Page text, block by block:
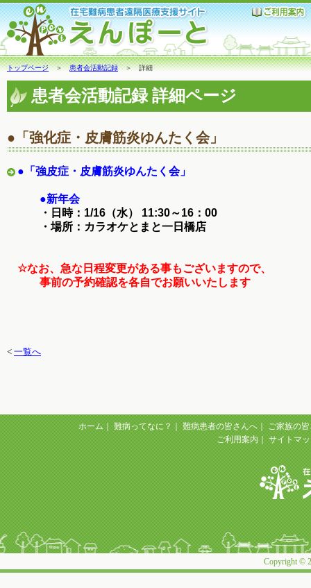
トップページ＞患者会活動記録＞ 詳細
患者会活動記録 詳細ページ
●「強化症・皮膚筋炎ゆんたく会」
●「強皮症・皮膚筋炎ゆんたく会」
●新年会
・日時：1/16（水） 11:30～16：00
・場所：カラオケとまと一日橋店
☆なお、急な日程変更がある事もございますので、
事前の予約確認を各自でお願いいたします
< 一覧へ
ホーム｜ 難病ってなに？｜ 難病患者の皆さんへ｜ ご家族の
ご利用案内｜ サイトマ
Copyright ©